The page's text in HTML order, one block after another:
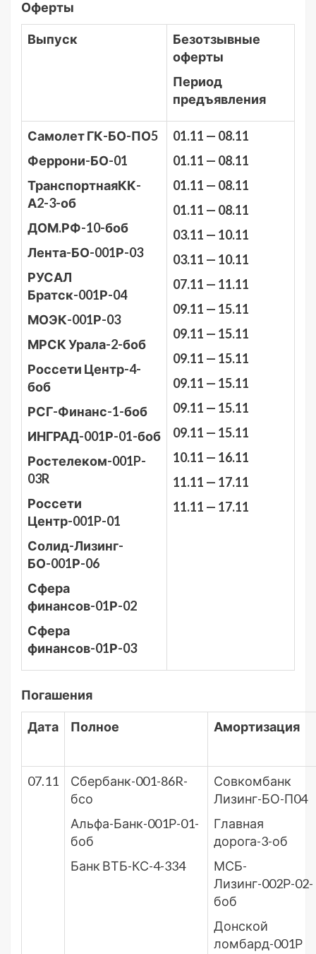
Оферты
Выпуск
Безотзывные
оферты
Период
предъявления
Самолет ГК-БО-ПО5
Феррони-БО-01
ТранспортнаяКК-
А2-3-об
ДОМ.РФ-10-боб
Лента-БО-001Р-03
РУСАЛ
Братск-001Р-04
МОЭК-001Р-03
МРСК Урала-2-боб
Россети Центр-4-
боб
РСГ-Финанс-1-боб
ИНГРАД-001Р-01-боб
Ростелеком-001P-
03R
Россети
Центр-001P-01
Солид-Лизинг-
БО-001Р-06
Сфера
финансов-01Р-02
Сфера
финансов-01Р-03
01.11 — 08.11
01.11 — 08.11
01.11 — 08.11
01.11 — 08.11
03.11 — 10.11
03.11 — 10.11
07.11 — 11.11
09.11 — 15.11
09.11 — 15.11
09.11 — 15.11
09.11 — 15.11
09.11 — 15.11
09.11 — 15.11
10.11 — 16.11
11.11 — 17.11
11.11 — 17.11
Погашения
Дата Полное Амортизация
07.11
Сбербанк-001-86R-
бсо
Альфа-Банк-001Р-01-
боб
Банк ВТБ-КС-4-334
Совкомбанк
Лизинг-БО-П04
Главная
дорога-3-об
МСБ-
Лизинг-002Р-02-
боб
Донской
ломбард-001Р